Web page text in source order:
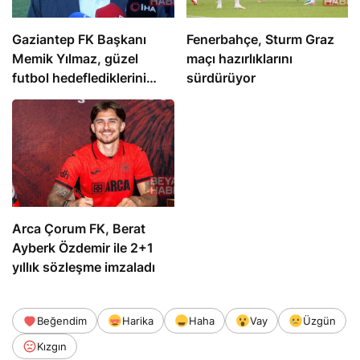
Gaziantep FK Başkanı
Memik Yılmaz, güzel
futbol hedeflediklerini
açıkladı
Fenerbahçe, Sturm Graz
maçı hazırlıklarını
sürdürüyor
Arca Çorum FK, Berat
Ayberk Özdemir ile 2+1
yıllık sözleşme imzaladı
Beğendim Harika Haha Vay
Üzgün
Kızgın